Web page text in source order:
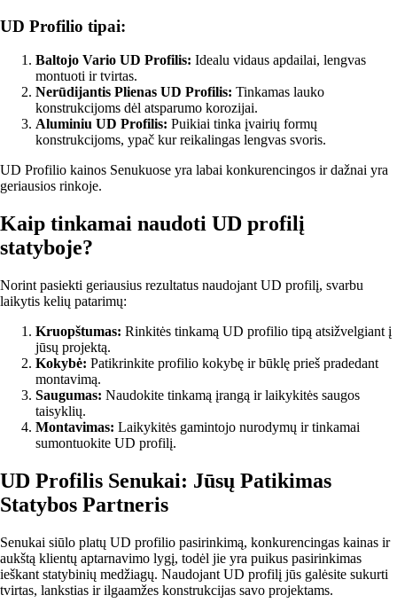
UD Profilio tipai:
Baltojo Vario UD Profilis: Idealu vidaus apdailai, lengvas
montuoti ir tvirtas.
Nerūdijantis Plienas UD Profilis: Tinkamas lauko
konstrukcijoms dėl atsparumo korozijai.
Aluminiu UD Profilis: Puikiai tinka įvairių formų
konstrukcijoms, ypač kur reikalingas lengvas svoris.
UD Profilio kainos Senukuose yra labai konkurencingos ir dažnai yra
geriausios rinkoje.
Kaip tinkamai naudoti UD profilį
statyboje?
Norint pasiekti geriausius rezultatus naudojant UD profilį, svarbu
laikytis kelių patarimų:
Kruopštumas: Rinkitės tinkamą UD profilio tipą atsižvelgiant į
jūsų projektą.
Kokybė: Patikrinkite profilio kokybę ir būklę prieš pradedant
montavimą.
Saugumas: Naudokite tinkamą įrangą ir laikykitės saugos
taisyklių.
Montavimas: Laikykitės gamintojo nurodymų ir tinkamai
sumontuokite UD profilį.
UD Profilis Senukai: Jūsų Patikimas
Statybos Partneris
Senukai siūlo platų UD profilio pasirinkimą, konkurencingas kainas ir
aukštą klientų aptarnavimo lygį, todėl jie yra puikus pasirinkimas
ieškant statybinių medžiagų. Naudojant UD profilį jūs galėsite sukurti
tvirtas, lankstias ir ilgaamžes konstrukcijas savo projektams.